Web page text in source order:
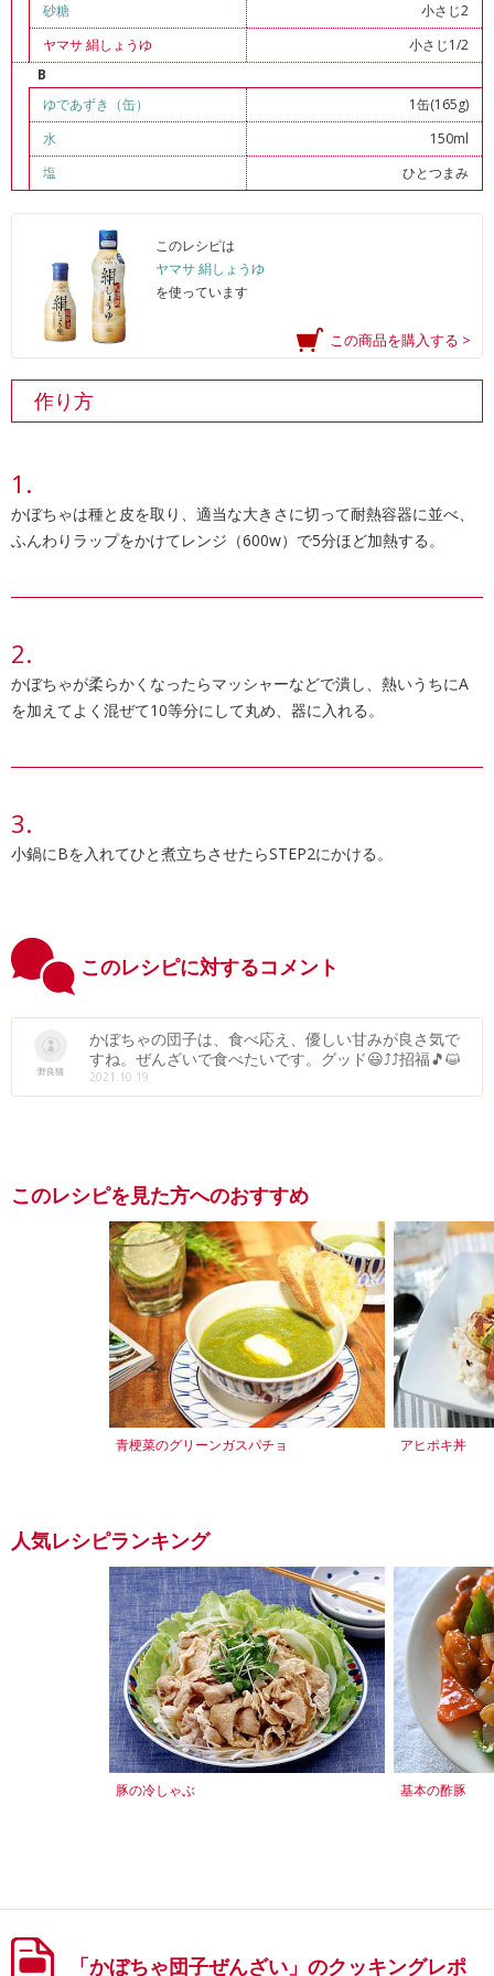
砂糖
小さじ2
ヤマサ 絹しょうゆ
小さじ1/2
B
ゆであずき（缶）
1缶(165g)
水
150ml
塩
ひとつまみ
このレシピは
ヤマサ 絹しょうゆ
を使っています
この商品を購入する >
作り方
かぼちゃは種と皮を取り、適当な大きさに切って耐熱容器に並べ、
ふんわりラップをかけてレンジ（600w）で5分ほど加熱する。
かぼちゃが柔らかくなったらマッシャーなどで潰し、熱いうちにA
を加えてよく混ぜて10等分にして丸め、器に入れる。
小鍋にBを入れてひと煮立ちさせたらSTEP2にかける。
このレシピに対するコメント
野良猫
かぼちゃの団子は、食べ応え、優しい甘みが良さ気で
すね。ぜんざいで食べたいです。グッド😃⤴⤴招福🎵😺
2021.10.19
このレシピを見た方へのおすすめ
青梗菜のグリーンガスパチョ アヒポキ丼
人気レシピランキング
豚の冷しゃぶ 基本の酢豚
「かぼちゃ団子ぜんざい」のクッキングレポ